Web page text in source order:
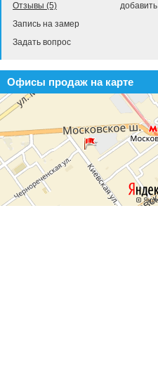
добавить
Отзывы (5)
Запись на замер
Задать вопрос
Офисы продаж на карте